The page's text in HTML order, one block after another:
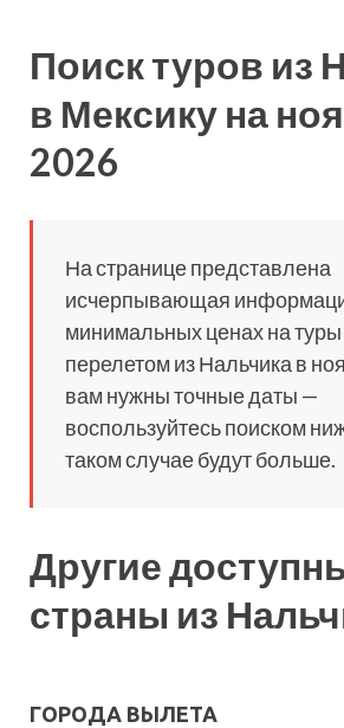
Поиск туров из
в Мексику на
2026
На странице представлена
исчерпывающая
минимальных ценах на туры
перелетом из Нальчика в
вам нужны точные даты —
воспользуйтесь поиском
таком случае будут больше.
Другие
страны из
ГОРОДА ВЫЛЕТА